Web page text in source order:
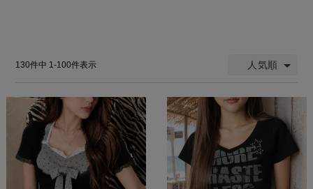
人気順
130件中 1-100件表示